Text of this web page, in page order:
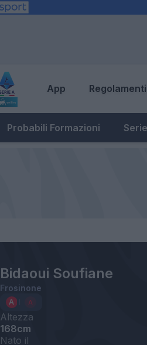
App Regolamenti
Probabili Formazioni
Bidaoui Soufiane
Frosinone
Altezza
168cm
Nato il